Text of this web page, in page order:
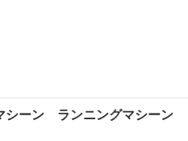
シーン ランニングマシーン